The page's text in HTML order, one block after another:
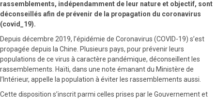
rassemblements, indépendamment de leur nature et objectif, sont
déconseillés afin de prévenir de la propagation du coronavirus
(covid_19).
Depuis décembre 2019, l’épidémie de Coronavirus (COVID-19) s’est
propagée depuis la Chine. Plusieurs pays, pour prévenir leurs
populations de ce virus à caractère pandémique, déconseillent les
rassemblements. Haïti, dans une note émanant du Ministère de
l’Intérieur, appelle la population à éviter les rassemblements aussi.
Cette disposition s’inscrit parmi celles prises par le Gouvernement et